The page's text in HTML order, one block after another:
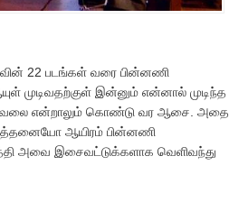
22 படங்கள் வரை பின்னணி
முடிவதற்குள் இன்னும் என்னால் முடிந்த
வேலை என்றாலும் கொண்டு வர ஆசை. அதை
எத்தனையோ ஆயிரம் பின்னணி
அவை இசைவட்டுக்களாக வெளிவந்து